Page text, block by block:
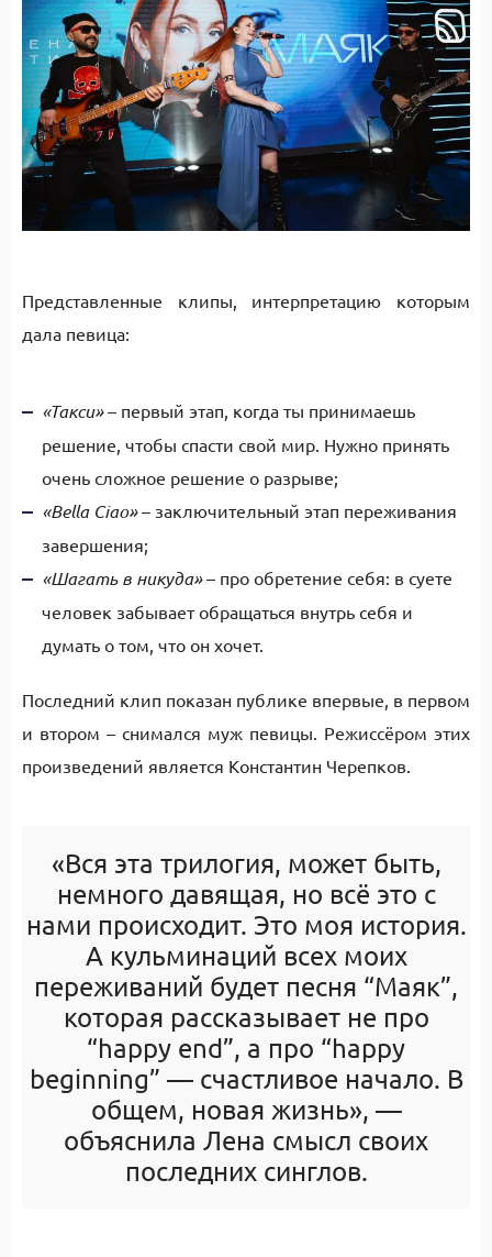
Представленные клипы, интерпретацию которым
дала певица:
«Такси»– первый этап, когда ты принимаешь
решение, чтобы спасти свой мир. Нужно принять
очень сложное решение о разрыве;
«Bella Ciao»– заключительный этап переживания
завершения;
«Шагать в никуда»– про обретение себя: в суете
человек забывает обращаться внутрь себя и
думать о том, что он хочет.
Последний клип показан публике впервые, в первом
и втором – снимался муж певицы. Режиссёром этих
произведений является Константин Черепков.
«Вся эта трилогия, может быть,
немного давящая, но всё это с
нами происходит. Это моя история.
А кульминаций всех моих
переживаний будет песня “Маяк”,
которая рассказывает не про
“happy end”, а про “happy
beginning” — счастливое начало. В
общем, новая жизнь», —
объяснила Лена смысл своих
последних синглов.